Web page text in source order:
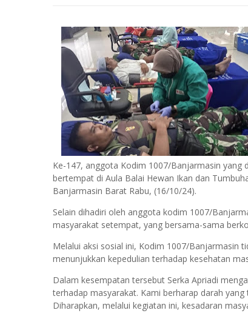
Ke-147, anggota Kodim 1007/Banjarmasin yang
bertempat di Aula Balai Hewan Ikan dan
Banjarmasin Barat Rabu, (16/10/24).
Selain dihadiri oleh anggota kodim 1007/
masyarakat setempat, yang bersama-sama
Melalui aksi sosial ini, Kodim 1007/Banjarmasin
menunjukkan kepedulian terhadap kesehatan
Dalam kesempatan tersebut Serka Apriadi
terhadap masyarakat. Kami berharap darah
Diharapkan, melalui kegiatan ini, kesadaran